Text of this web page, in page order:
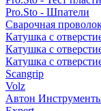
Pro.Sto - Шпатели
Сварочная
Катушка с
Катушка с
Катушка с
Scangrip
Volz
Автон